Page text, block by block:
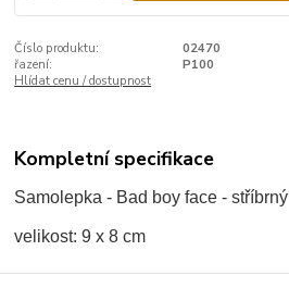
Číslo produktu:
02470
řazení:
P100
Hlídat cenu / dostupnost
Kompletní specifikace
Samolepka - Bad boy face - stříbrný
velikost: 9 x 8 cm